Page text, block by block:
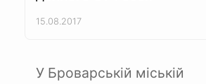
15.08.2017
У Броварській міській